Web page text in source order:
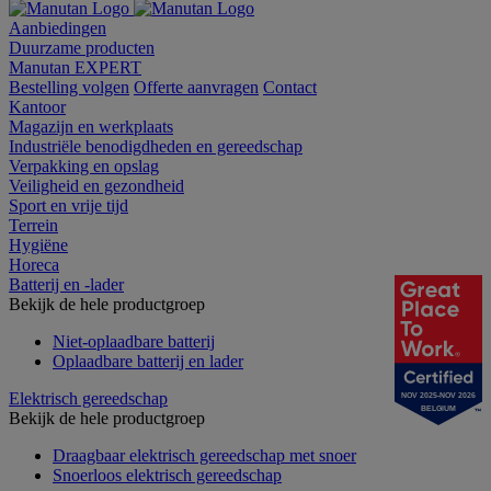
Aanbiedingen
Duurzame producten
Manutan EXPERT
Bestelling volgen Offerte aanvragen Contact
Kantoor
Magazijn en werkplaats
Industriële benodigdheden en gereedschap
Verpakking en opslag
Veiligheid en gezondheid
Sport en vrije tijd
Terrein
Hygiëne
Horeca
Batterij en -lader
Bekijk de hele productgroep
Niet-oplaadbare batterij
Oplaadbare batterij en lader
Elektrisch gereedschap
Bekijk de hele productgroep
Draagbaar elektrisch gereedschap met snoer
Snoerloos elektrisch gereedschap
NOV 2025-NOV 2026
BELGIUM